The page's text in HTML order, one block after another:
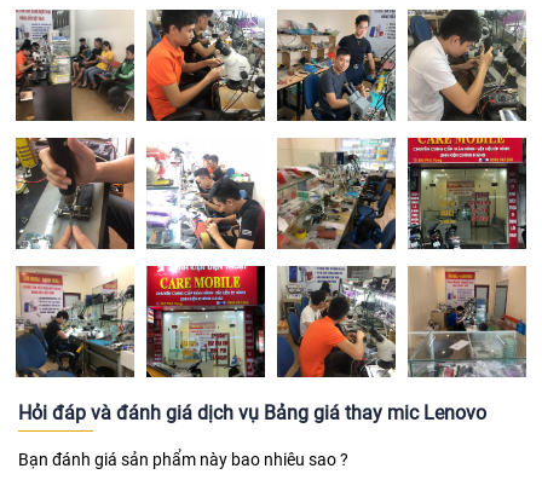
Hỏi đáp và đánh giá dịch vụ Bảng giá thay mic Lenovo
Bạn đánh giá sản phẩm này bao nhiêu sao ?